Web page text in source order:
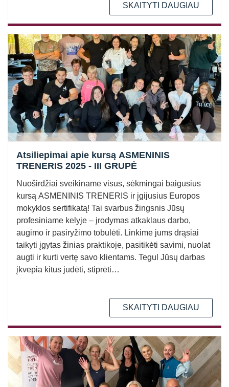
SKAITYTI DAUGIAU
Atsiliepimai apie kursą ASMENINIS
TRENERIS 2025 - III GRUPĖ
Nuoširdžiai sveikiname visus, sėkmingai baigusius
kursą ASMENINIS TRENERIS ir įgijusius Europos
mokyklos sertifikatą! Tai svarbus žingsnis Jūsų
profesiniame kelyje – įrodymas atkaklaus darbo,
augimo ir pasiryžimo tobulėti. Linkime jums drąsiai
taikyti įgytas žinias praktikoje, pasitikėti savimi, nuolat
augti ir kurti vertę savo klientams. Tegul Jūsų darbas
įkvepia kitus judėti, stiprėti…
SKAITYTI DAUGIAU